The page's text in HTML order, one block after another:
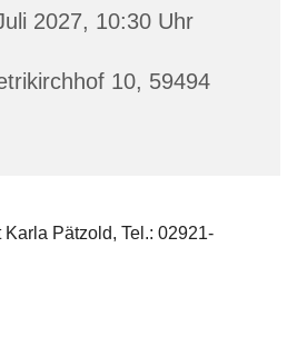
2027, 10:30 Uhr
10, 59494
Pätzold, Tel.: 02921-